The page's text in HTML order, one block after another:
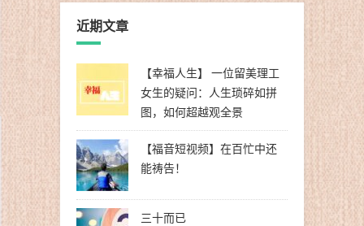
近期文章
【幸福人生】 一位留美理工
女生的疑问：人生琐碎如拼
图，如何超越观全景
【福音短视频】在百忙中还
能祷告！
三十而已